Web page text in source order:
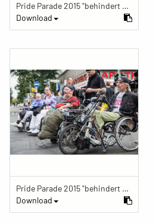
Pride Parade 2015 "behindert und verrückt feiern"
Download
Pride Parade 2015 "behindert und verrückt feiern"
Download